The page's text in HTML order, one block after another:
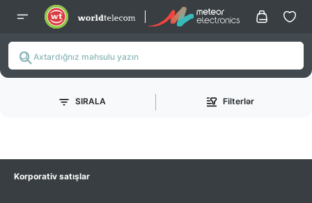
SIRALA Filterlər
Korporativ satışlar